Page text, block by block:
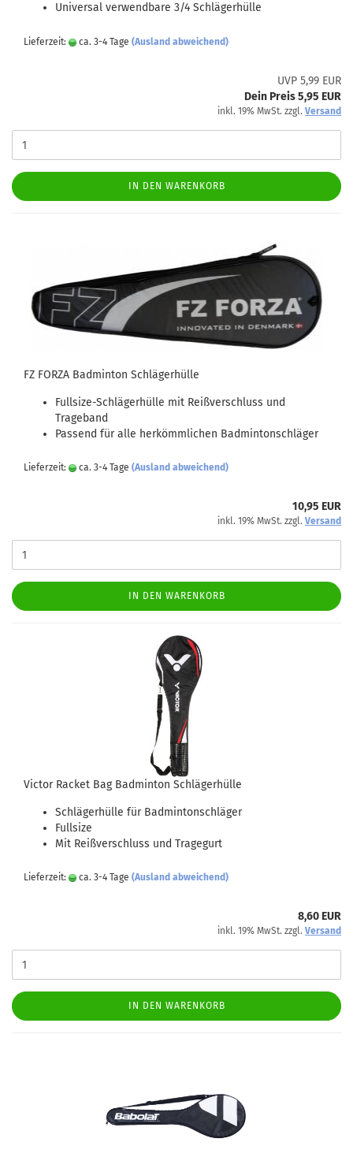
Universal verwendbare 3/4 Schlägerhülle
Lieferzeit: ca. 3-4 Tage (Ausland abweichend)
UVP 5,99 EUR
Dein Preis 5,95 EUR
inkl. 19% MwSt. zzgl. Versand
IN DEN WARENKORB
FZ FORZA Badminton Schlägerhülle
Fullsize-Schlägerhülle mit Reißverschluss und
Trageband
Passend für alle herkömmlichen Badmintonschläger
Lieferzeit: ca. 3-4 Tage (Ausland abweichend)
10,95 EUR
inkl. 19% MwSt. zzgl. Versand
IN DEN WARENKORB
Victor Racket Bag Badminton Schlägerhülle
Schlägerhülle für Badmintonschläger
Fullsize
Mit Reißverschluss und Tragegurt
Lieferzeit: ca. 3-4 Tage (Ausland abweichend)
8,60 EUR
inkl. 19% MwSt. zzgl. Versand
IN DEN WARENKORB